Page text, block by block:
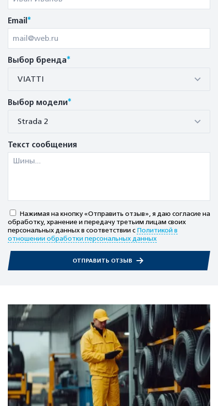
Email*
Выбор бренда*
VIATTI
Выбор модели*
Strada 2
Текст сообщения
Нажимая на кнопку «Отправить отзыв», я даю согласие на
обработку, хранение и передачу третьим лицам своих
персональных данных в соответствии с Политикой в
отношении обработки персональных данных
ОТПРАВИТЬ ОТЗЫВ